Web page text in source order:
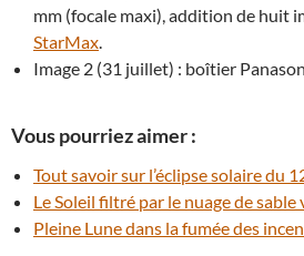
mm (focale maxi), addition de huit
StarMax
Image 2 (31 juillet) : boîtier
Vous pourriez aimer :
Tout savoir sur l’éclipse solaire du
Le Soleil filtré par le nuage de sable
Pleine Lune dans la fumée des